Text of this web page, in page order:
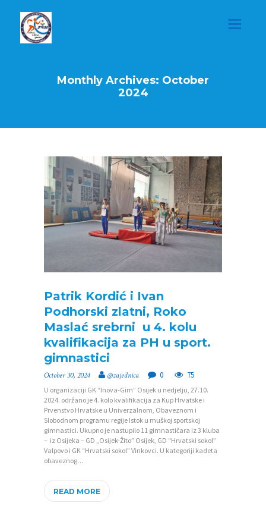
Monthly Archives: October
2024
Patrik Kordić i Ivan
Podhorski zlatni, Roko
Maslać srebrni u 4. kolu
kvalifikacija za PH u sport.
gimnastici
October 30, 2024 @zajednica 0 75
U organizaciji GK “Inova-Gim” Osijek u nedjelju, 27.10.
2024. održano je 4. kolo kvalifikacija za Kup Hrvatske i
Prvenstvo Hrvatske u Univerzalnom, Obaveznom i
Slobodnom programu regije Istok u muškoj sportskoj
gimnastici. Ukupno je nastupilo 11 gimnastičara iz 3 kluba
– iz Osijeka – GD „Osijek-Žito” Osijek, GD “Hrvatski sokol”
Valpovo i GK “Hrvatski sokol” Vinkovci. U kategoriji kadeta
obaveznog…
READ MORE